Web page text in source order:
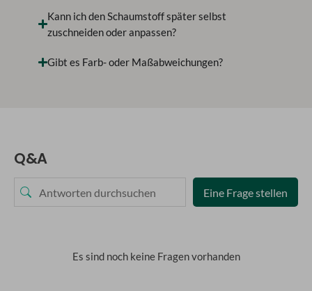
Kann ich den Schaumstoff später selbst
zuschneiden oder anpassen?
Gibt es Farb- oder Maßabweichungen?
Q&A
Eine Frage stellen
Es sind noch keine Fragen vorhanden